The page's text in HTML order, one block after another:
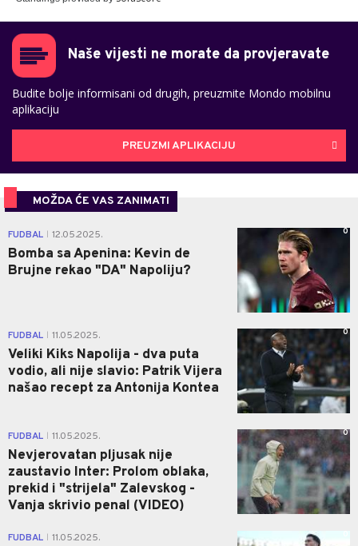
Naše vijesti ne morate da provjeravate
Budite bolje informisani od drugih, preuzmite Mondo mobilnu
aplikaciju
PREUZMI APLIKACIJU
MOŽDA ĆE VAS ZANIMATI
FUDBAL 12.05.2025.
Bomba sa Apenina: Kevin de
Brujne rekao "DA" Napoliju?
0
FUDBAL 11.05.2025.
Veliki Kiks Napolija - dva puta
vodio, ali nije slavio: Patrik Vijera
našao recept za Antonija Kontea
0
FUDBAL 11.05.2025.
Nevjerovatan pljusak nije
zaustavio Inter: Prolom oblaka,
prekid i "strijela" Zalevskog -
Vanja skrivio penal (VIDEO)
0
FUDBAL 11.05.2025.